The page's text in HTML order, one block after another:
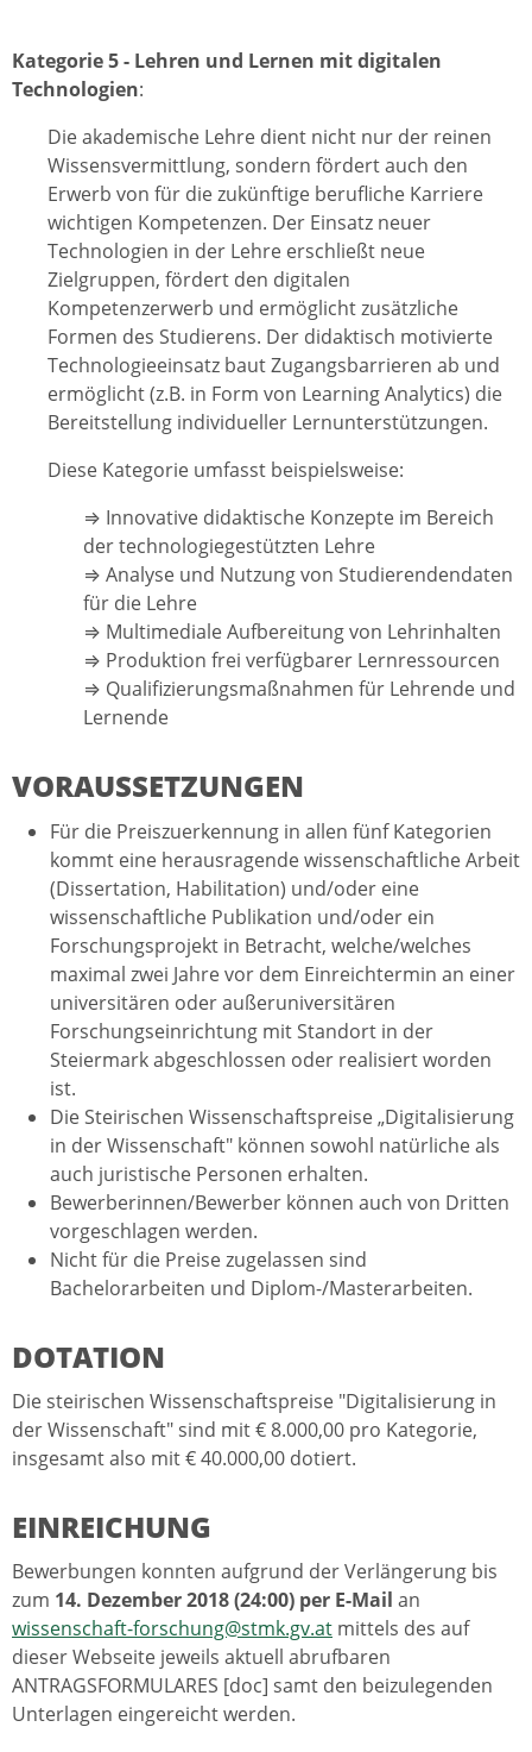
Kategorie 5 - Lehren und Lernen mit digitalen
Technologien:
Die akademische Lehre dient nicht nur der reinen
Wissensvermittlung, sondern fördert auch den
Erwerb von für die zukünftige berufliche Karriere
wichtigen Kompetenzen. Der Einsatz neuer
Technologien in der Lehre erschließt neue
Zielgruppen, fördert den digitalen
Kompetenzerwerb und ermöglicht zusätzliche
Formen des Studierens. Der didaktisch motivierte
Technologieeinsatz baut Zugangsbarrieren ab und
ermöglicht (z.B. in Form von Learning Analytics) die
Bereitstellung individueller Lernunterstützungen.
Diese Kategorie umfasst beispielsweise:
⇒ Innovative didaktische Konzepte im Bereich
der technologiegestützten Lehre
⇒ Analyse und Nutzung von Studierendendaten
für die Lehre
⇒ Multimediale Aufbereitung von Lehrinhalten
⇒ Produktion frei verfügbarer Lernressourcen
⇒ Qualifizierungsmaßnahmen für Lehrende und
Lernende
VORAUSSETZUNGEN
Für die Preiszuerkennung in allen fünf Kategorien
kommt eine herausragende wissenschaftliche Arbeit
(Dissertation, Habilitation) und/oder eine
wissenschaftliche Publikation und/oder ein
Forschungsprojekt in Betracht, welche/welches
maximal zwei Jahre vor dem Einreichtermin an einer
universitären oder außeruniversitären
Forschungseinrichtung mit Standort in der
Steiermark abgeschlossen oder realisiert worden
ist.
Die Steirischen Wissenschaftspreise „Digitalisierung
in der Wissenschaft" können sowohl natürliche als
auch juristische Personen erhalten.
Bewerberinnen/Bewerber können auch von Dritten
vorgeschlagen werden.
Nicht für die Preise zugelassen sind
Bachelorarbeiten und Diplom-/Masterarbeiten.
DOTATION
Die steirischen Wissenschaftspreise "Digitalisierung in
der Wissenschaft" sind mit € 8.000,00 pro Kategorie,
insgesamt also mit € 40.000,00 dotiert.
EINREICHUNG
Bewerbungen konnten aufgrund der Verlängerung bis
zum 14. Dezember 2018 (24:00) per E-Mail an
wissenschaft-forschung@stmk.gv.at mittels des auf
dieser Webseite jeweils aktuell abrufbaren
ANTRAGSFORMULARES [doc] samt den beizulegenden
Unterlagen eingereicht werden.